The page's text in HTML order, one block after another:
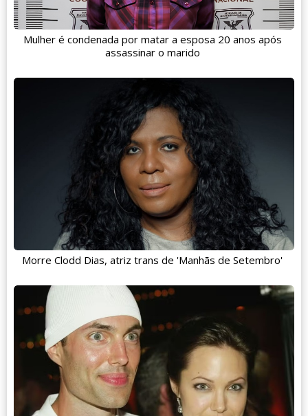
Mulher é condenada por matar a esposa 20 anos após
assassinar o marido
Morre Clodd Dias, atriz trans de 'Manhãs de Setembro'